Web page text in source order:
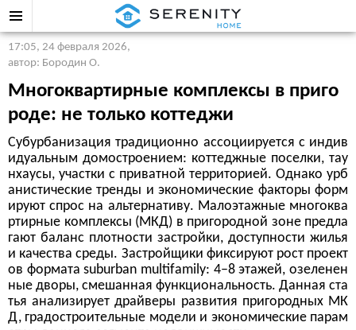
17:05, 24 февраля 2026,
автор: Бородин О.
Многоквартирные комплексы в приго
роде: не только коттеджи
Субурбанизация традиционно ассоциируется с индив
идуальным домостроением: коттеджные поселки, тау
нхаусы, участки с приватной территорией. Однако урб
анистические тренды и экономические факторы форм
ируют спрос на альтернативу. Малоэтажные многоква
ртирные комплексы (МКД) в пригородной зоне предла
гают баланс плотности застройки, доступности жилья
и качества среды. Застройщики фиксируют рост проект
ов формата suburban multifamily: 4–8 этажей, озеленен
ные дворы, смешанная функциональность. Данная ста
тья анализирует драйверы развития пригородных МК
Д, градостроительные модели и экономические парам